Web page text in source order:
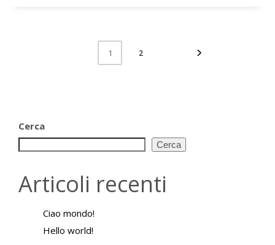
1 2
Cerca
Cerca
Articoli recenti
Ciao mondo!
Hello world!